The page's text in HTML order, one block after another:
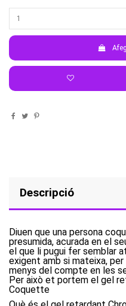
Descripció
Diuen que una persona
presumida, acurada en el
el que li pugui fer semblar
exigent amb si mateixa,
menys del compte en les
Per això et portem el gel
Coquette